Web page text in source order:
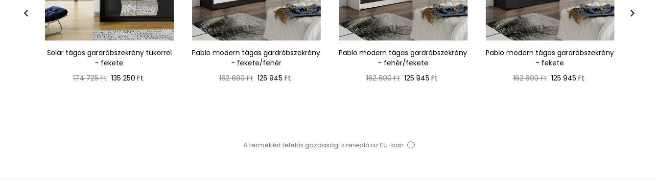
Solar tágas gardróbszekrény tükörrel
- fekete
Normál
174 725 Ft Ár
135 250 Ft
Pablo modern tágas gardróbszekrény
- fekete/fehér
Normál
162 690 Ft Ár
125 945 Ft
Pablo modern tágas gardróbszekrény
- fehér/fekete
Normál
162 690 Ft Ár
125 945 Ft
Pablo modern tágas gardróbszekrény
- fekete
Normál
162 690 Ft Ár
125 945 Ft
A termékért felelős gazdasági szereplő az EU-ban